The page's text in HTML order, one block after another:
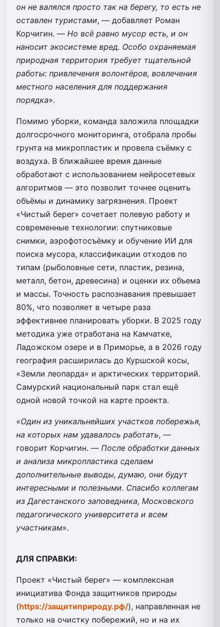
он не валялся просто так на берегу, то есть не
оставлен туристами, — добавляет Роман
Корчигин. — Но всё равно мусор есть, и он
наносит экосистеме вред. Особо охраняемая
природная территория требует тщательной
работы: привлечения волонтёров, вовлечения
местного населения для поддержания
порядка».
Помимо уборки, команда заложила площадки
долгосрочного мониторинга, отобрала пробы
грунта на микропластик и провела съёмку с
воздуха. В ближайшее время данные
обработают с использованием нейросетевых
алгоритмов — это позволит точнее оценить
объёмы и динамику загрязнения. Проект
«Чистый берег» сочетает полевую работу и
современные технологии: спутниковые
снимки, аэрофотосъёмку и обучение ИИ для
поиска мусора, классификации отходов по
типам (рыболовные сети, пластик, резина,
металл, бетон, древесина) и оценки их объема
и массы. Точность распознавания превышает
80%, что позволяет в четыре раза
эффективнее планировать уборки. В 2025 году
методика уже отработана на Камчатке,
Ладожском озере и в Приморье, а в 2026 году
география расширилась до Куршской косы,
«Земли леопарда» и арктических территорий.
Самурский национальный парк стал ещё
одной новой точкой на карте проекта.
«Один из уникальнейших участков побережья,
на которых нам удавалось работать, —
говорит Корчигин. — После обработки данных
и анализа микропластика сделаем
дополнительные выводы, думаю, они будут
интересными и полезными. Спасибо коллегам
из Дагестанского заповедника, Московского
педагогического университета и всем
участникам».
ДЛЯ СПРАВКИ:
Проект «Чистый берег» — комплексная
инициатива Фонда защитников природы
(https://защитиприроду.рф/), направленная не
только на очистку побережий, но и на их